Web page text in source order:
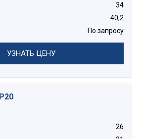
34
40,2
По запросу
УЗНАТЬ ЦЕНУ
26